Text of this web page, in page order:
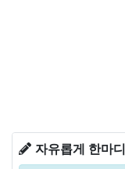
자유롭게 한마디